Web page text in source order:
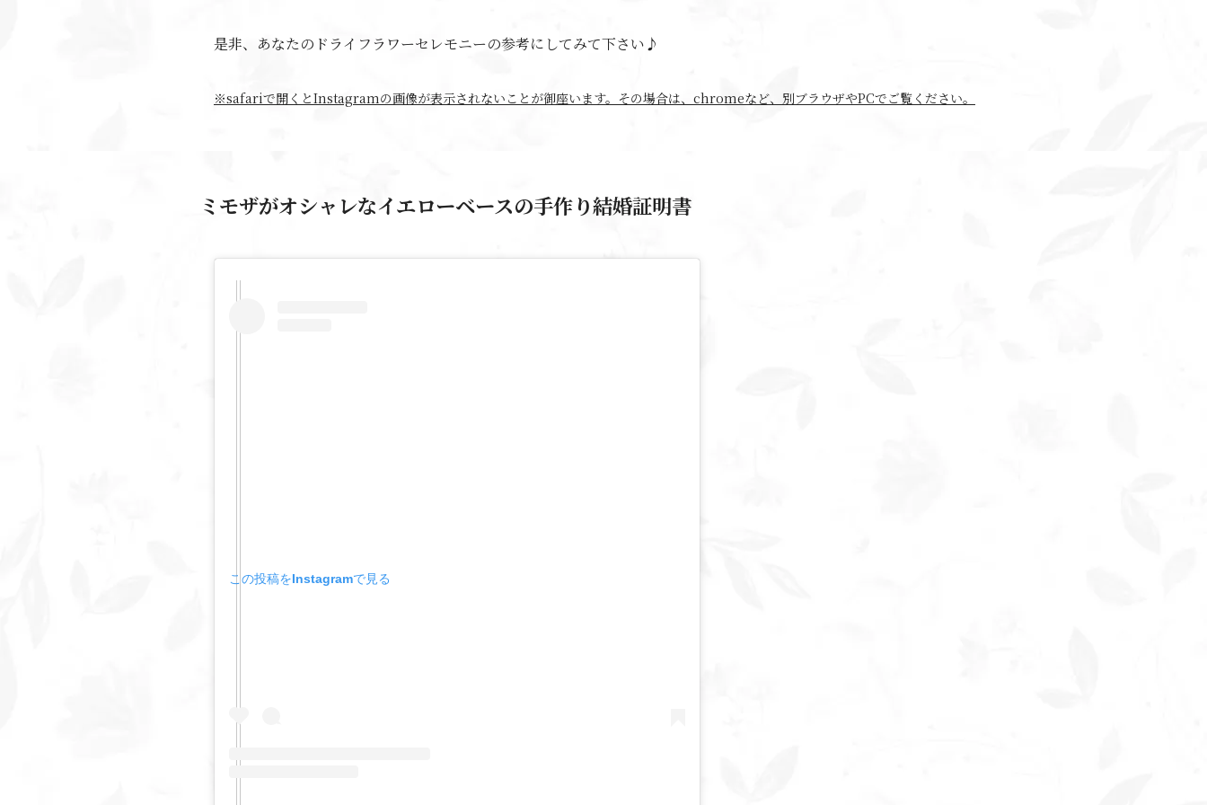
是非、あなたのドライフラワーセレモニーの参考にしてみて下さい♪
※safariで開くとInstagramの画像が表示されないことが御座います。その場合は、chromeなど、別ブラウザやPCでご覧ください。
ミモザがオシャレなイエローベースの手作り結婚証明書
この投稿をInstagramで見る